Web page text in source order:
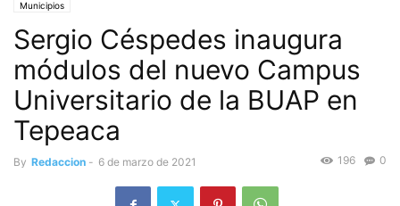
Municipios
Sergio Céspedes inaugura
módulos del nuevo Campus
Universitario de la BUAP en
Tepeaca
By Redaccion - 6 de marzo de 2021 0
196